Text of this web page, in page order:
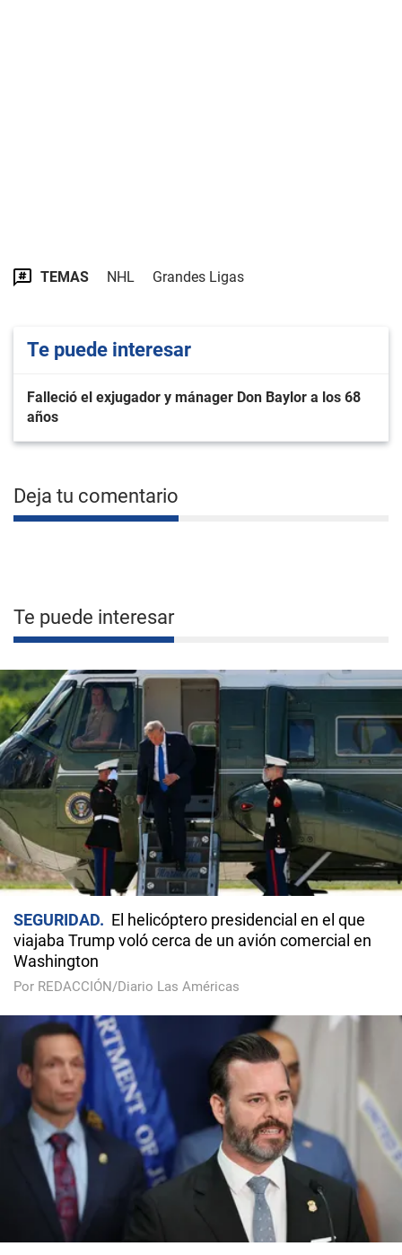
TEMAS NHL Grandes Ligas
Te puede interesar
Falleció el exjugador y mánager Don Baylor a los 68
años
Deja tu comentario
Te puede interesar
SEGURIDAD
El helicóptero presidencial en el que
viajaba Trump voló cerca de un avión comercial en
Washington
Por REDACCIÓN/Diario Las Américas